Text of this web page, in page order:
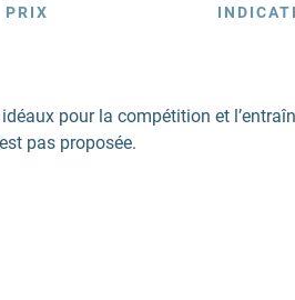
PRIX
pour la compétition et
pas proposée.